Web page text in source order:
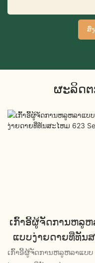
ສົ່
ຜະລິດ
ເກົ້າອີ້ຜູ້ຈັດການຫລູຫ
ແບບງ່າຍດາຍທີ່ທັນ
ໄຫມ 623 Series
ເກົ້າອີ້ຜູ້ຈັດການຫລູຫລາແບບ